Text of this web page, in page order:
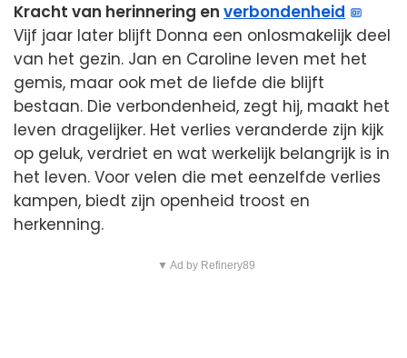
Kracht van herinnering en verbondenheid
Vijf jaar later blijft Donna een onlosmakelijk deel
van het gezin. Jan en Caroline leven met het
gemis, maar ook met de liefde die blijft
bestaan. Die verbondenheid, zegt hij, maakt het
leven dragelijker. Het verlies veranderde zijn kijk
op geluk, verdriet en wat werkelijk belangrijk is in
het leven. Voor velen die met eenzelfde verlies
kampen, biedt zijn openheid troost en
herkenning.
▼ Ad by Refinery89